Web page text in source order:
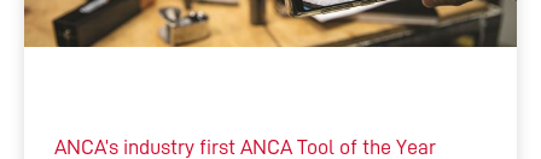
ANCA’s industry first ANCA Tool of the Year